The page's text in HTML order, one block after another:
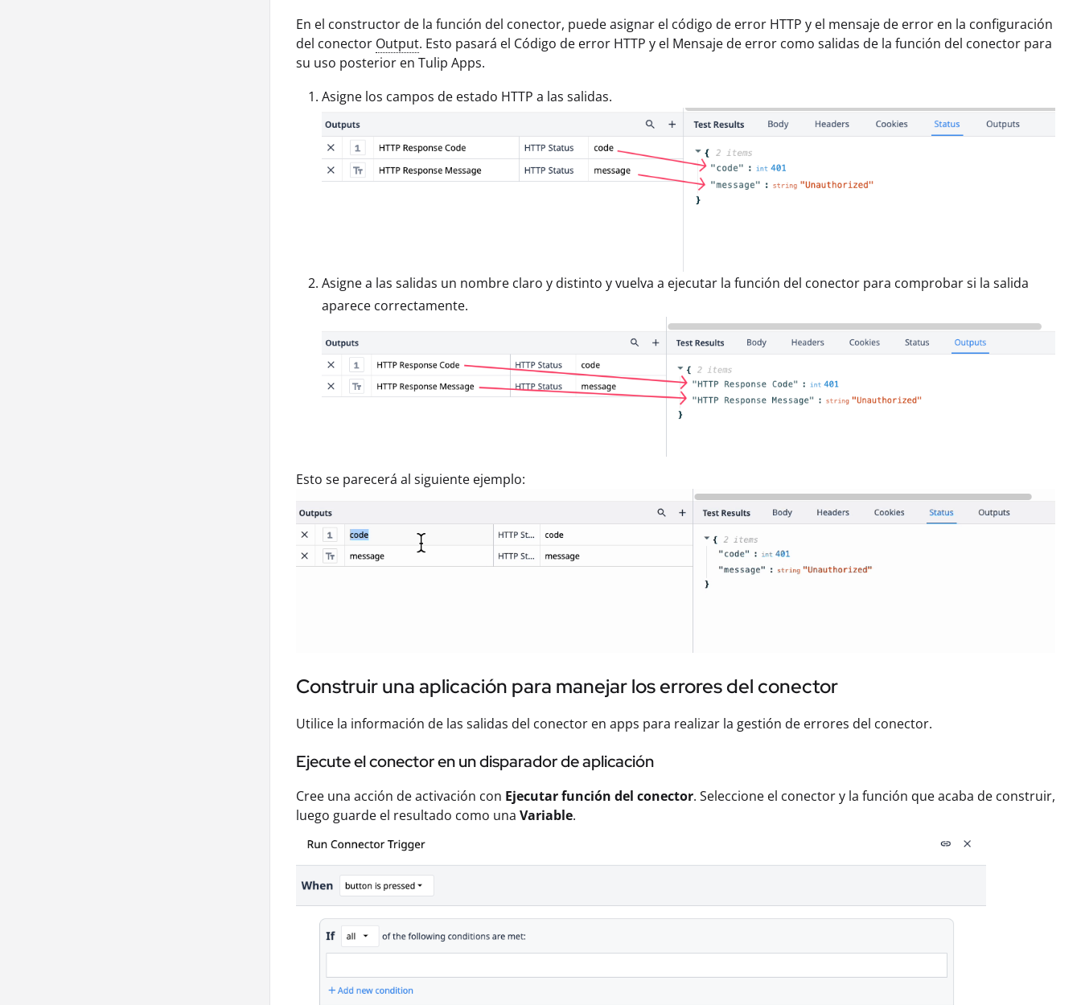
En el constructor de la función del conector, puede asignar el código de error HTTP y el mensaje de error en la configuración
del conector Output. Esto pasará el Código de error HTTP y el Mensaje de error como salidas de la función del conector para
su uso posterior en Tulip Apps.
Asigne los campos de estado HTTP a las salidas.
Asigne a las salidas un nombre claro y distinto y vuelva a ejecutar la función del conector para comprobar si la salida
aparece correctamente.
Esto se parecerá al siguiente ejemplo:
Construir una aplicación para manejar los errores del conector
Utilice la información de las salidas del conector en apps para realizar la gestión de errores del conector.
Ejecute el conector en un disparador de aplicación
Cree una acción de activación con Ejecutar función del conector. Seleccione el conector y la función que acaba de construir,
luego guarde el resultado como una Variable.